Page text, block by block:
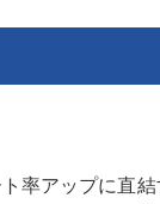
率アップに直